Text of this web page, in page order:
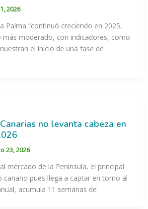
2026
Palma “continuó creciendo en 2025,
más moderado, con indicadores, como
el inicio de una fase de
no levanta cabeza en
23, 2026
mercado de la Península, el principal
canario pues llega a captar en torno al
acumula 11 semanas de